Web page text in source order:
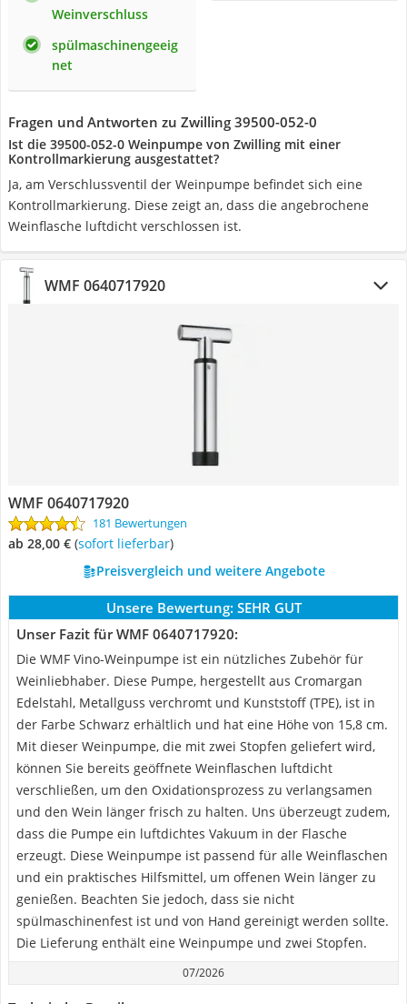
Weinverschluss
spülmaschinengeeig
net
Fragen und Antworten zu Zwilling 39500-052-0
Ist die 39500-052-0 Weinpumpe von Zwilling mit einer
Kontrollmarkierung ausgestattet?
Ja, am Verschlussventil der Weinpumpe befindet sich eine
Kontrollmarkierung. Diese zeigt an, dass die angebrochene
Weinflasche luftdicht verschlossen ist.
WMF 0640717920
WMF 0640717920
181 Bewertungen
ab 28,00 € ( Sofort lieferbar)
Preisvergleich und weitere Angebote
Unsere Bewertung: SEHR GUT
Unser Fazit für WMF 0640717920:
Die WMF Vino-Weinpumpe ist ein nützliches Zubehör für
Weinliebhaber. Diese Pumpe, hergestellt aus Cromargan
Edelstahl, Metallguss verchromt und Kunststoff (TPE), ist in
der Farbe Schwarz erhältlich und hat eine Höhe von 15,8 cm.
Mit dieser Weinpumpe, die mit zwei Stopfen geliefert wird,
können Sie bereits geöffnete Weinflaschen luftdicht
verschließen, um den Oxidationsprozess zu verlangsamen
und den Wein länger frisch zu halten. Uns überzeugt zudem,
dass die Pumpe ein luftdichtes Vakuum in der Flasche
erzeugt. Diese Weinpumpe ist passend für alle Weinflaschen
und ein praktisches Hilfsmittel, um offenen Wein länger zu
genießen. Beachten Sie jedoch, dass sie nicht
spülmaschinenfest ist und von Hand gereinigt werden sollte.
Die Lieferung enthält eine Weinpumpe und zwei Stopfen.
07/2026